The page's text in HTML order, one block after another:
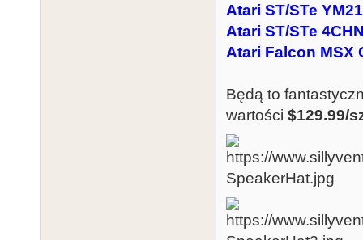
Atari ST/STe
Atari ST/STe
Atari Falcon MSX
Będą to
wartości $129.99/